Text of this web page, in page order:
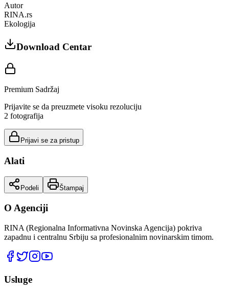
Autor
RINA.rs
Ekologija
Download Centar
Premium Sadržaj
Prijavite se da preuzmete visoku rezoluciju
2 fotografija
Prijavi se za pristup
Alati
Podeli Štampaj
O Agenciji
RINA (Regionalna Informativna Novinska Agencija) pokriva
zapadnu i centralnu Srbiju sa profesionalnim novinarskim timom.
Usluge